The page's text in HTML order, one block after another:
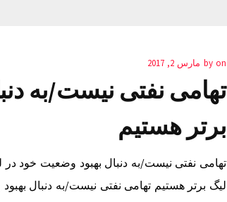
by on مارس 2, 2017
تهامی نفتی نیست/به
برتر هستیم
تهامی نفتی نیست/به دنبال بهبود وضعیت خود
لیگ برتر هستیم تهامی نفتی نیست/به دنبال